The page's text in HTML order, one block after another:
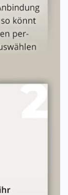
und
Bußgelder und
der volle
kann im
der